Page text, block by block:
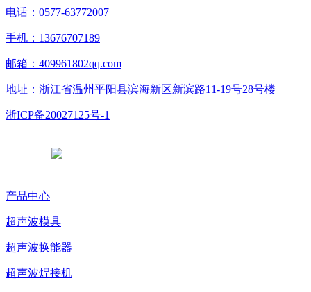
电话：0577-63772007
手机：13676707189
邮箱：409961802qq.com
地址：浙江省温州平阳县滨海新区新滨路11-19号28号楼
浙ICP备20027125号-1
产品中心
超声波模具
超声波换能器
超声波焊接机